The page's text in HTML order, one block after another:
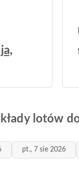
lotów
pt., 7 sie 2026